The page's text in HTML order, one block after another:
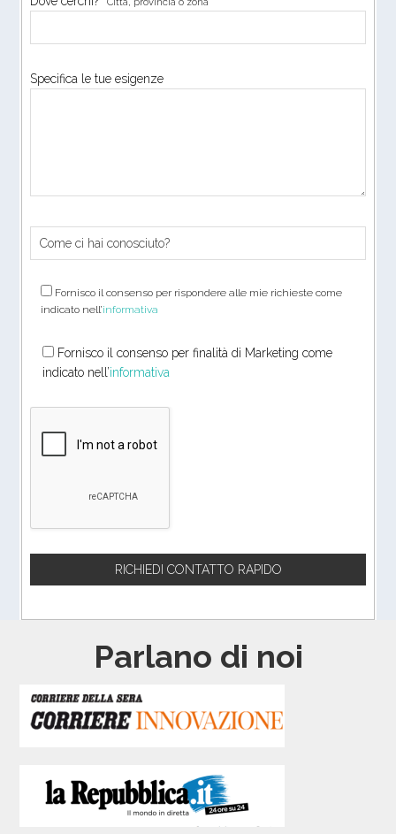
Specifica le tue esigenze
Fornisco il consenso per rispondere alle mie richieste come
indicato nell’informativa
Fornisco il consenso per finalità di Marketing come
indicato nell’informativa
Parlano di noi